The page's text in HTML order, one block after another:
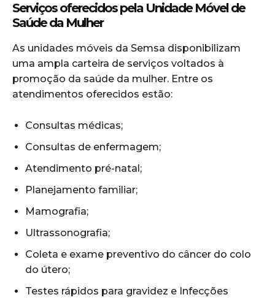
Serviços oferecidos pela Unidade Móvel de
Saúde da Mulher
As unidades móveis da Semsa disponibilizam
uma ampla carteira de serviços voltados à
promoção da saúde da mulher. Entre os
atendimentos oferecidos estão:
Consultas médicas;
Consultas de enfermagem;
Atendimento pré-natal;
Planejamento familiar;
Mamografia;
Ultrassonografia;
Coleta e exame preventivo do câncer do colo
do útero;
Testes rápidos para gravidez e Infecções